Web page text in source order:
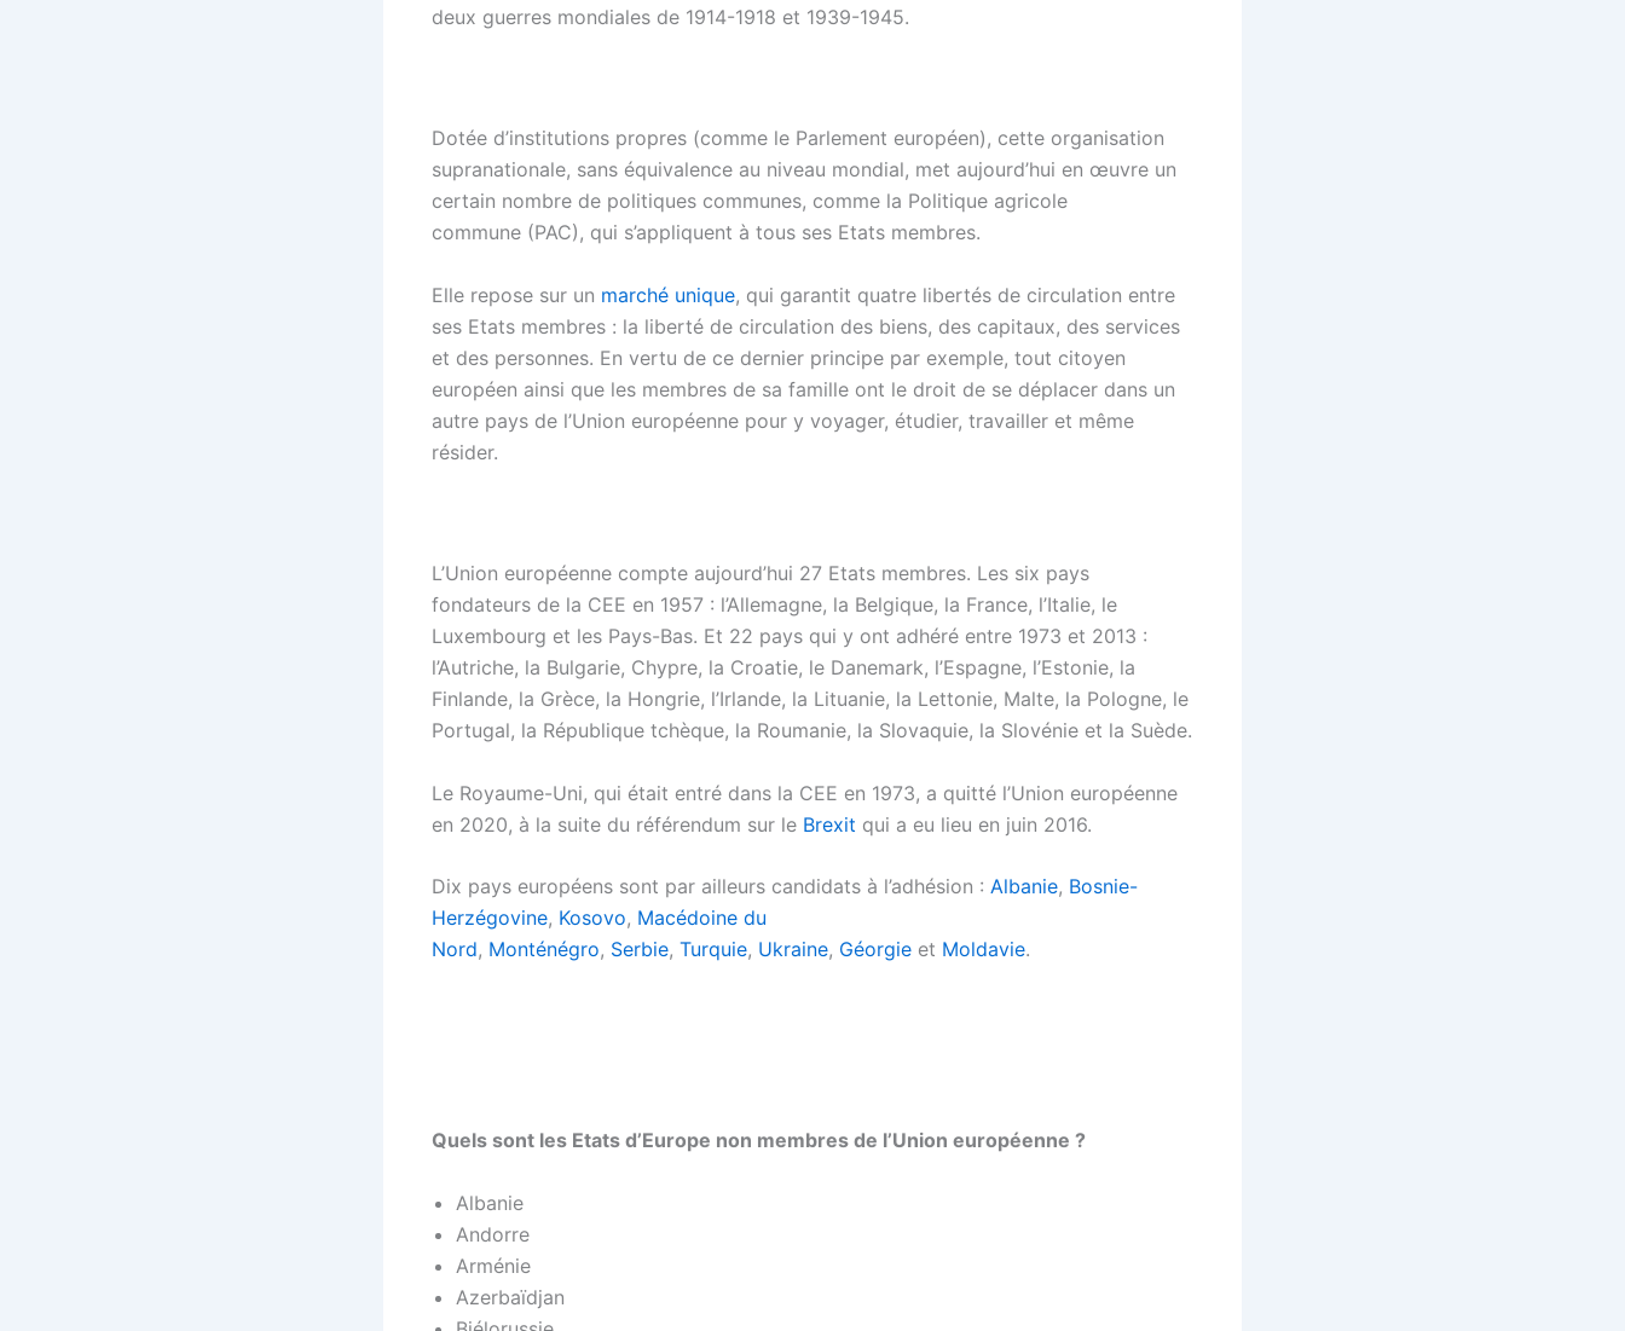
deux guerres mondiales de 1914-1918 et 1939-1945.
Dotée d’institutions propres (comme le Parlement européen), cette organisation
supranationale, sans équivalence au niveau mondial, met aujourd’hui en œuvre un
certain nombre de politiques communes, comme la Politique agricole
commune (PAC), qui s’appliquent à tous ses Etats membres.
Elle repose sur un marché unique, qui garantit quatre libertés de circulation entre
ses Etats membres : la liberté de circulation des biens, des capitaux, des services
et des personnes. En vertu de ce dernier principe par exemple, tout citoyen
européen ainsi que les membres de sa famille ont le droit de se déplacer dans un
autre pays de l’Union européenne pour y voyager, étudier, travailler et même
résider.
L’Union européenne compte aujourd’hui 27 Etats membres. Les six pays
fondateurs de la CEE en 1957 : l’Allemagne, la Belgique, la France, l’Italie, le
Luxembourg et les Pays-Bas. Et 22 pays qui y ont adhéré entre 1973 et 2013 :
l’Autriche, la Bulgarie, Chypre, la Croatie, le Danemark, l’Espagne, l’Estonie, la
Finlande, la Grèce, la Hongrie, l’Irlande, la Lituanie, la Lettonie, Malte, la Pologne, le
Portugal, la République tchèque, la Roumanie, la Slovaquie, la Slovénie et la Suède.
Le Royaume-Uni, qui était entré dans la CEE en 1973, a quitté l’Union européenne
en 2020, à la suite du référendum sur le Brexit qui a eu lieu en juin 2016.
Dix pays européens sont par ailleurs candidats à l’adhésion : Albanie, Bosnie-
Herzégovine, Kosovo, Macédoine du
Nord, Monténégro, Serbie, Turquie, Ukraine, Géorgie et Moldavie.
Quels sont les Etats d’Europe non membres de l’Union européenne ?
Albanie
Andorre
Arménie
Azerbaïdjan